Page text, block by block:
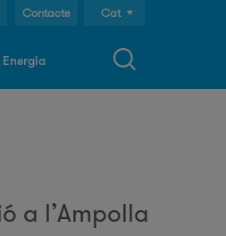
Energia
Cat
Eng
Contacte
a l’Ampolla